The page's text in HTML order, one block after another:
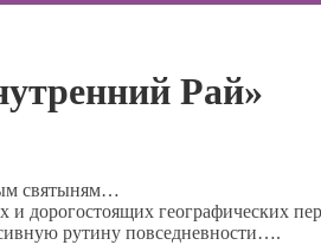
Рай»
святыням…
дорогостоящих географических
рутину повседневности….